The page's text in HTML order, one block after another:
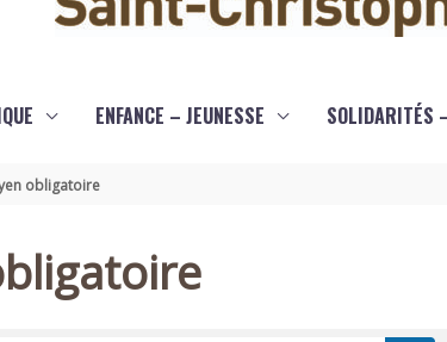
ENFANCE – JEUNESSE SOLIDARITÉS
obligatoire